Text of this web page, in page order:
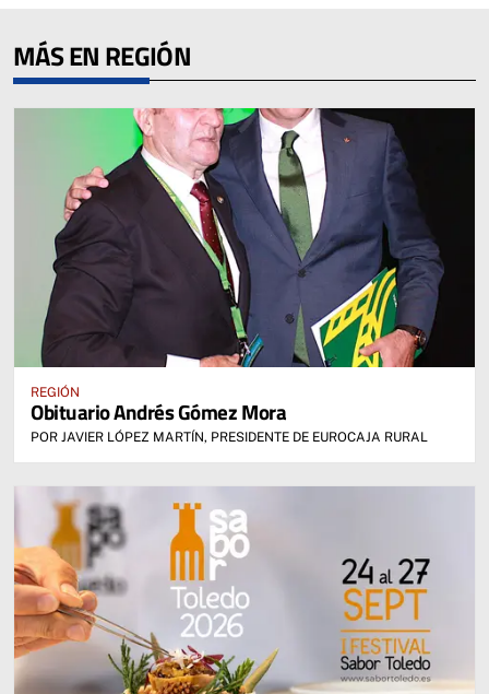
MÁS EN REGIÓN
REGIÓN
Obituario Andrés Gómez Mora
POR JAVIER LÓPEZ MARTÍN, PRESIDENTE DE EUROCAJA RURAL